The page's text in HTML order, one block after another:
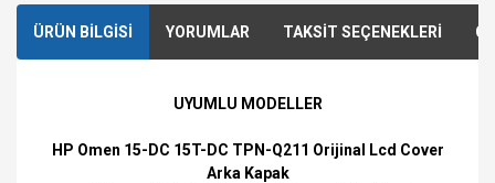
ÜRÜN BİLGİSİ YORUMLAR TAKSİT SEÇENEKLERİ
UYUMLU MODELLER
HP Omen 15-DC 15T-DC TPN-Q211 Orijinal Lcd Cover
Arka Kapak